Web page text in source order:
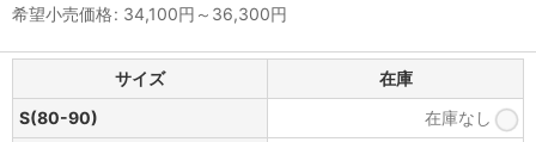
希望小売価格: 34,100円 ～36,300円
サイズ
在庫
S(80-90)
在庫なし